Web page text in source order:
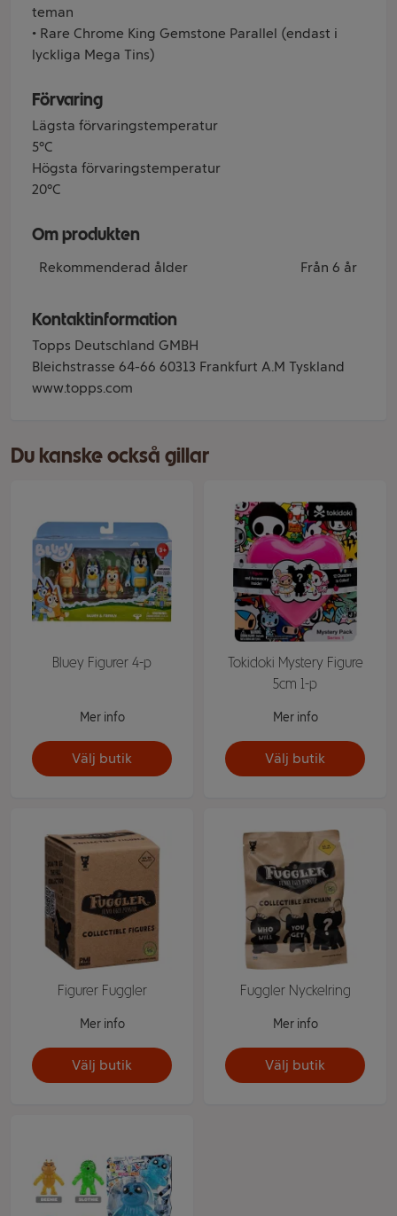
teman
• Rare Chrome King Gemstone Parallel (endast i
lyckliga Mega Tins)
Förvaring
Lägsta förvaringstemperatur
5°C
Högsta förvaringstemperatur
20°C
Om produkten
Rekommenderad ålder Från 6 år
Kontaktinformation
Topps Deutschland GMBH
Bleichstrasse 64-66 60313 Frankfurt A.M Tyskland
www.topps.com
Du kanske också gillar
Bluey Figurer 4-p
Mer info
Välj butik
Tokidoki Mystery Figure
5cm 1-p
Mer info
Välj butik
Figurer Fuggler
Mer info
Välj butik
Fuggler Nyckelring
Mer info
Välj butik